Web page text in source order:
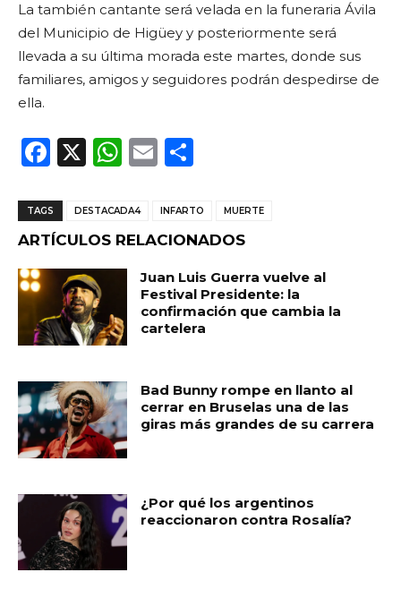
La también cantante será velada en la funeraria Ávila
del Municipio de Higüey y posteriormente será
llevada a su última morada este martes, donde sus
familiares, amigos y seguidores podrán despedirse de
ella.
F
c
e
b
o
o
k
X
W
a
ts
A
p
E
ai
l
m
p
ar
ti
r
TAGS DESTACADA4 INFARTO MUERTE
ARTÍCULOS RELACIONADOS
Juan Luis Guerra vuelve al
Festival Presidente: la
confirmación que cambia la
cartelera
Bad Bunny rompe en llanto al
cerrar en Bruselas una de las
giras más grandes de su carrera
¿Por qué los argentinos
reaccionaron contra Rosalía?